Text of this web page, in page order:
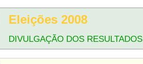
Eleições 2008
DIVULGAÇÃO DOS RESULTADOS